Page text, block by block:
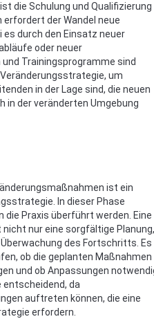
die Schulung und Qualifizierung
erfordert der Wandel neue
es durch den Einsatz neuer
oder neuer
Trainingsprogramme sind
um
in der Lage sind, die neuen
in der veränderten Umgebung
ist ein
In dieser Phase
Praxis überführt werden. Eine
nur eine sorgfältige Planung,
des Fortschritts. Es
ob die geplanten Maßnahmen
und ob Anpassungen
entscheidend, da
auftreten können, die eine
erfordern.